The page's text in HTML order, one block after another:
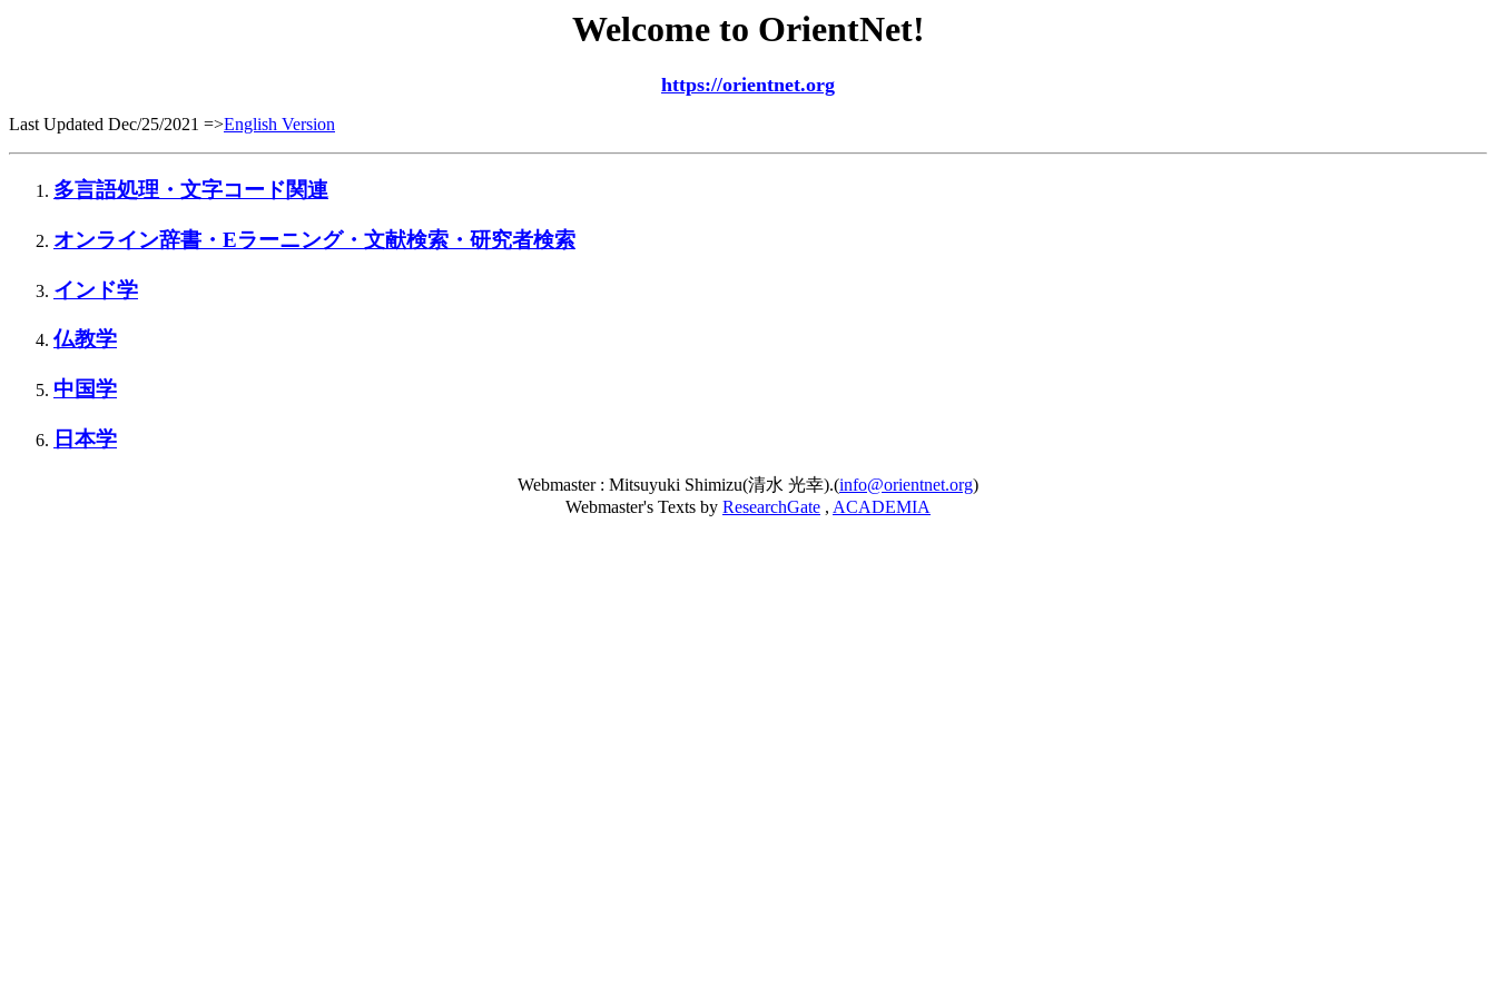
Welcome to OrientNet!
https://orientnet.org
Last Updated Dec/25/2021 =>English Version
多言語処理・文字コード関連
オンライン辞書・Eラーニング・文献検索・研究者検索
インド学
仏教学
中国学
日本学
Webmaster : Mitsuyuki Shimizu(清水 光幸).(info@orientnet.org)
Webmaster's Texts by ResearchGate , ACADEMIA